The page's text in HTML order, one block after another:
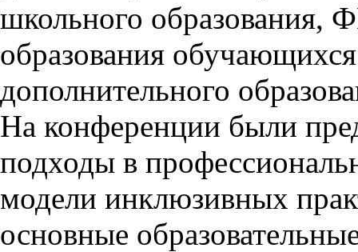
школьного образования,
образования
дополнительного
На конференции были
подходы в
модели инклюзивных
основные